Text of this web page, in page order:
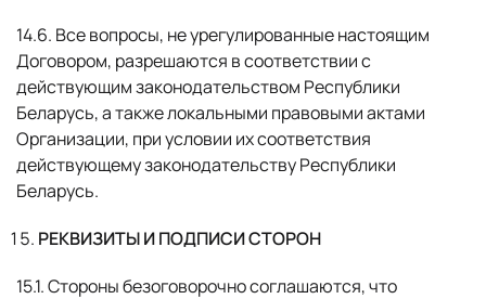
14.6. Все вопросы, не урегулированные настоящим
Договором, разрешаются в соответствии с
действующим законодательством Республики
Беларусь, а также локальными правовыми актами
Организации, при условии их соответствия
действующему законодательству Республики
Беларусь.
РЕКВИЗИТЫ И ПОДПИСИ СТОРОН
15.1. Стороны безоговорочно соглашаются, что